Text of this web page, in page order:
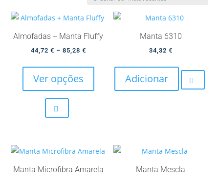
recentes
Almofadas + Manta Fluffy
44,72 € – 85,28 €Price
through
Ver opções
has
may
Manta 6310
34,32 €
Adicionar
Manta Microfibra Amarela Manta Mescla